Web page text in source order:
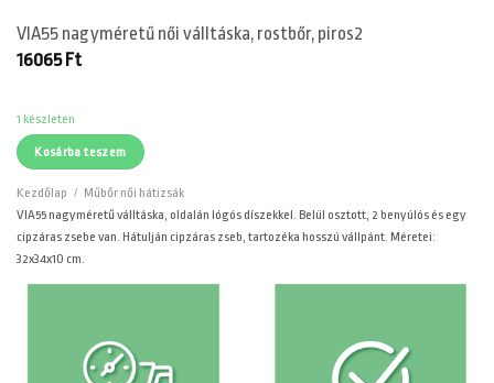
VIA55 nagyméretű női válltáska, rostbőr, piros2
16065Ft
1 készleten
Kosárba teszem
Kezdőlap / Műbőr női hátizsák
VIA55 nagyméretű válltáska, oldalán lógós díszekkel. Belül osztott, 2 benyúlós és egy
cipzáras zsebe van. Hátulján cipzáras zseb, tartozéka hosszú vállpánt. Méretei:
32x34x10 cm.